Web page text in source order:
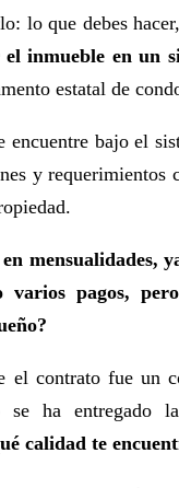
lo que debes
inmueble en un
estatal de
encuentre bajo el
y requerimientos
mensualidades,
varios pagos,
el contrato fue un
se ha entregado
calidad te